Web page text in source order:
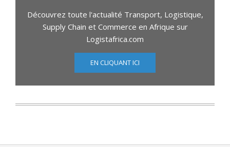
Découvrez toute l'actualité Transport, Logistique,
Supply Chain et Commerce en Afrique sur
Logistafrica.com
EN CLIQUANT ICI